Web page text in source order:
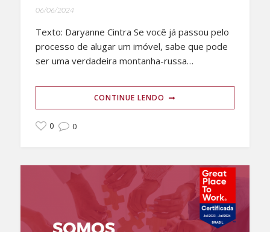
06/06/2024
Texto: Daryanne Cintra Se você já passou pelo
processo de alugar um imóvel, sabe que pode
ser uma verdadeira montanha-russa…
CONTINUE LENDO
0 0